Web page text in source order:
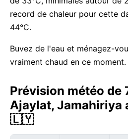
record de chaleur pour cette
44°C.
Buvez de l'eau et ménagez-
vraiment chaud en ce moment.
Prévision météo de
Ajaylat, Jamahiriya
🇱🇾